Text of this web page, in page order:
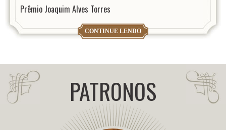
Prêmio Joaquim Alves Torres
CONTINUE LENDO
PATRONOS